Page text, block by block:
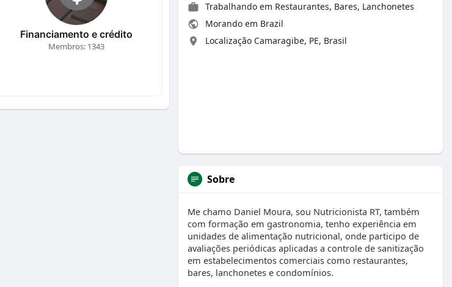
Financiamento e crédito
Membros: 1343
Trabalhando em Restaurantes, Bares, Lanchonetes
Morando em Brazil
Localização Camaragibe, PE, Brasil
Sobre
Me chamo Daniel Moura, sou Nutricionista RT, também
com formação em gastronomia, tenho experiência em
unidades de alimentação nutricional, onde participo de
avaliações periódicas aplicadas a controle de sanitização
em estabelecimentos comerciais como restaurantes,
bares, lanchonetes e condomínios.